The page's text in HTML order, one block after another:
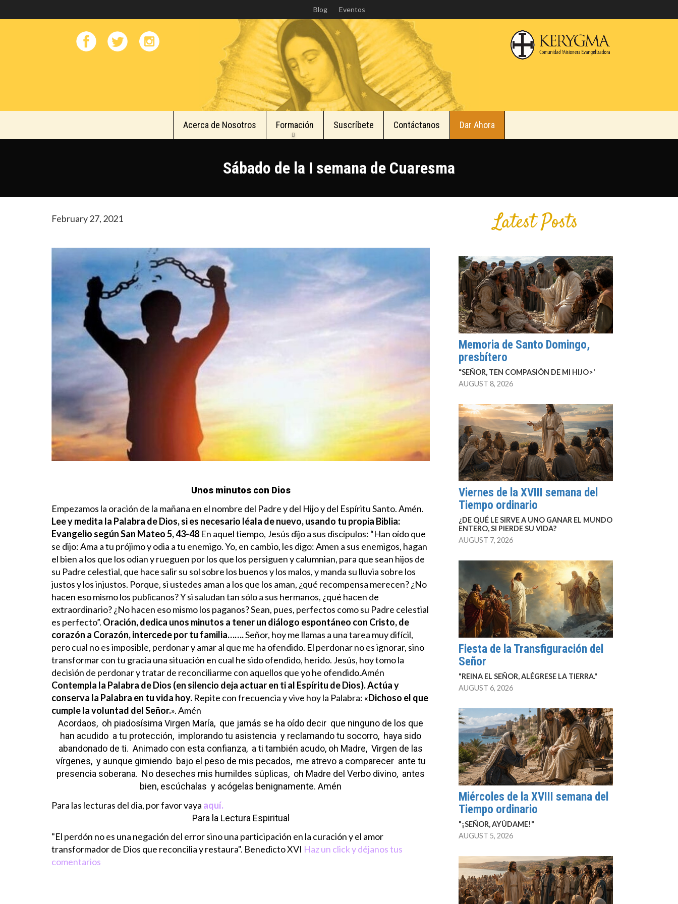
Skip
to
main
content
Blog Eventos
Acerca de Nosotros Formación Suscríbete Contáctanos Dar Ahora
Sábado de la I semana de Cuaresma
February 27, 2021
Unos minutos con Dios
Empezamos la oración de la mañana en el nombre del Padre y del Hijo y del Espíritu Santo. Amén.
Lee y medita la Palabra de Dios, si es necesario léala de nuevo, usando tu propia Biblia:
Evangelio según San Mateo 5, 43-48 En aquel tiempo, Jesús dijo a sus discípulos: “Han oído que
se dijo: Ama a tu prójimo y odia a tu enemigo. Yo, en cambio, les digo: Amen a sus enemigos, hagan
el bien a los que los odian y rueguen por los que los persiguen y calumnian, para que sean hijos de
su Padre celestial, que hace salir su sol sobre los buenos y los malos, y manda su lluvia sobre los
justos y los injustos. Porque, si ustedes aman a los que los aman, ¿qué recompensa merecen? ¿No
hacen eso mismo los publicanos? Y si saludan tan sólo a sus hermanos, ¿qué hacen de
extraordinario? ¿No hacen eso mismo los paganos? Sean, pues, perfectos como su Padre celestial
es perfecto”. Oración, dedica unos minutos a tener un diálogo espontáneo con Cristo, de
corazón a Corazón, intercede por tu familia…….Señor, hoy me llamas a una tarea muy difícil,
pero cual no es imposible, perdonar y amar al que me ha ofendido. El perdonar no es ignorar, sino
transformar con tu gracia una situación en cual he sido ofendido, herido. Jesús, hoy tomo la
decisión de perdonar y tratar de reconciliarme con aquellos que yo he ofendido.Amén
Contempla la Palabra de Dios (en silencio deja actuar en ti al Espíritu de Dios). Actúa y
conserva la Palabra en tu vida hoy. Repite con frecuencia y vive hoy la Palabra: «Dichoso el que
cumple la voluntad del Señor.». Amén
Acordaos, oh piadosísima Virgen María, que jamás se ha oído decir que ninguno de los que
han acudido a tu protección, implorando tu asistencia y reclamando tu socorro, haya sido
abandonado de ti. Animado con esta confianza, a ti también acudo, oh Madre, Virgen de las
vírgenes, y aunque gimiendo bajo el peso de mis pecados, me atrevo a comparecer ante tu
presencia soberana. No deseches mis humildes súplicas, oh Madre del Verbo divino, antes
bien, escúchalas y acógelas benignamente. Amén
Para las lecturas del dia, por favor vaya aquí.
Para la Lectura Espiritual
"El perdón no es una negación del error sino una participación en la curación y el amor
transformador de Dios que reconcilia y restaura". Benedicto XVI Haz un click y déjanos tus
comentarios
Latest Posts
Memoria de Santo Domingo,
presbítero
“SEÑOR, TEN COMPASIÓN DE MI HIJO>'
AUGUST 8, 2026
Viernes de la XVIII semana del
Tiempo ordinario
¿DE QUÉ LE SIRVE A UNO GANAR EL MUNDO
ENTERO, SI PIERDE SU VIDA?
AUGUST 7, 2026
Fiesta de la Transfiguración del
Señor
"REINA EL SEÑOR, ALÉGRESE LA TIERRA."
AUGUST 6, 2026
Miércoles de la XVIII semana del
Tiempo ordinario
"¡SEÑOR, AYÚDAME!"
AUGUST 5, 2026